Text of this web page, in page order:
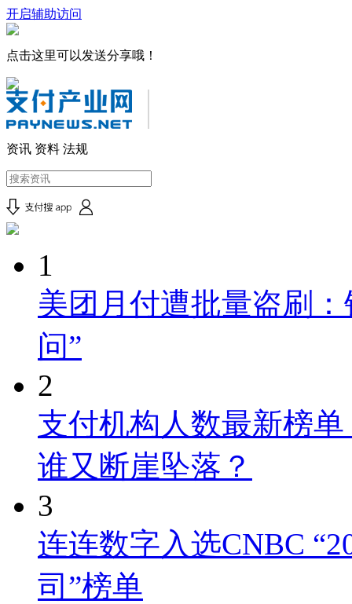
开启辅助访问
点击这里可以发送分享哦！
资讯 资料 法规
1
美团月付遭批量盗刷
问”
2
支付机构人数最新榜
谁又断崖坠落？
3
连连数字入选CNBC
司”榜单